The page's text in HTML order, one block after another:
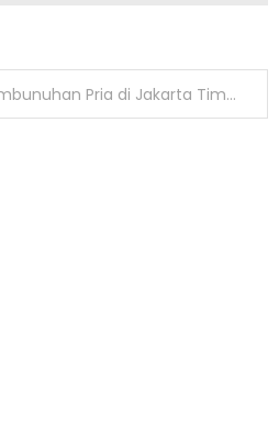
Terungkap! Pembunuhan Pria di Jakarta Timur yang Berawal dari Laporan Keluarga